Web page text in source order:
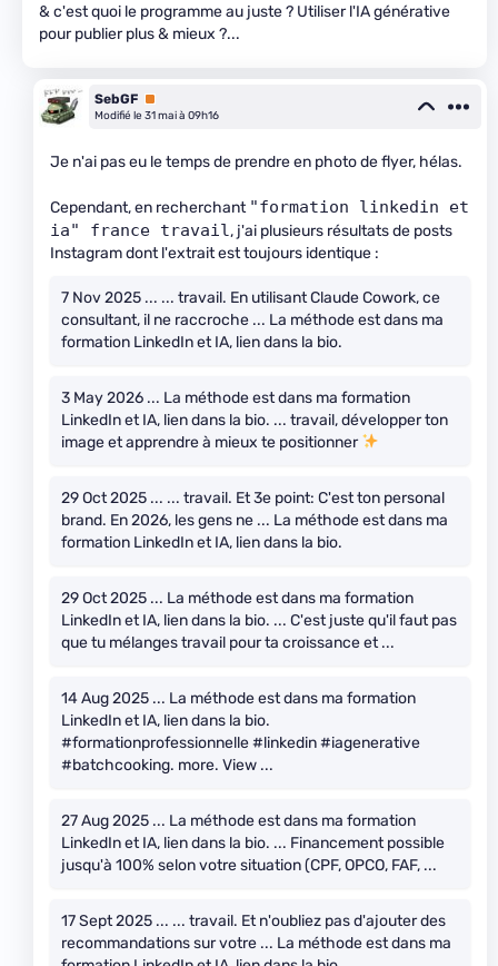
& c'est quoi le programme au juste ? Utiliser l'IA générative
pour publier plus & mieux ?...
SebGF Premium
Modifié le 31 mai à 09h16
Je n'ai pas eu le temps de prendre en photo de flyer, hélas.
Cependant, en recherchant "formation linkedin et
ia" france travail, j'ai plusieurs résultats de posts
Instagram dont l'extrait est toujours identique :
7 Nov 2025 ... ... travail. En utilisant Claude Cowork, ce
consultant, il ne raccroche ... La méthode est dans ma
formation LinkedIn et IA, lien dans la bio.
3 May 2026 ... La méthode est dans ma formation
LinkedIn et IA, lien dans la bio. ... travail, développer ton
image et apprendre à mieux te positionner
29 Oct 2025 ... ... travail. Et 3e point: C'est ton personal
brand. En 2026, les gens ne ... La méthode est dans ma
formation LinkedIn et IA, lien dans la bio.
29 Oct 2025 ... La méthode est dans ma formation
LinkedIn et IA, lien dans la bio. ... C'est juste qu'il faut pas
que tu mélanges travail pour ta croissance et ...
14 Aug 2025 ... La méthode est dans ma formation
LinkedIn et IA, lien dans la bio.
#formationprofessionnelle #linkedin #iagenerative
#batchcooking. more. View ...
27 Aug 2025 ... La méthode est dans ma formation
LinkedIn et IA, lien dans la bio. ... Financement possible
jusqu'à 100% selon votre situation (CPF, OPCO, FAF, ...
17 Sept 2025 ... ... travail. Et n'oubliez pas d'ajouter des
recommandations sur votre ... La méthode est dans ma